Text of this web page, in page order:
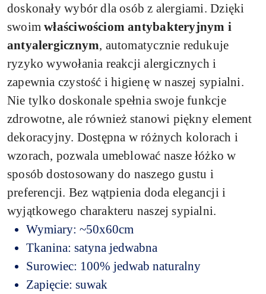
doskonały wybór dla osób z alergiami. Dzięki
swoimwłaściwościom antybakteryjnym i
antyalergicznym, automatycznie redukuje
ryzyko wywołania reakcji alergicznych i
zapewnia czystość i higienę w naszej sypialni.
Nie tylko doskonale spełnia swoje funkcje
zdrowotne, ale również stanowi piękny element
dekoracyjny. Dostępna w różnych kolorach i
wzorach, pozwala umeblować nasze łóżko w
sposób dostosowany do naszego gustu i
preferencji. Bez wątpienia doda elegancji i
wyjątkowego charakteru naszej sypialni.
Wymiary: ~50x60cm
Tkanina: satyna jedwabna
Surowiec: 100% jedwab naturalny
Zapięcie: suwak